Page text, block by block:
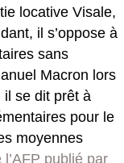
locative Visale,
il s’oppose à
sans
Macron lors
il se dit prêt à
pour le
moyennes
l’AFP publié par